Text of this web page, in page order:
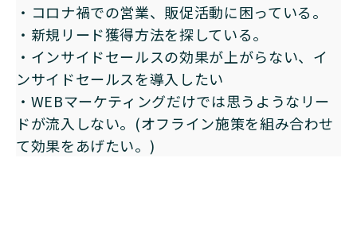
・コロナ禍での営業、販促活動に困っている。
・新規リード獲得方法を探している。
・インサイドセールスの効果が上がらない、イ
ンサイドセールスを導入したい
・WEBマーケティングだけでは思うようなリー
ドが流入しない。 (オフライン施策を組み合わせ
て効果をあげたい。)